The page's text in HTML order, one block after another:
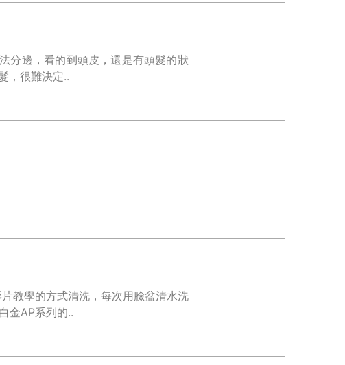
分邊，看的到頭皮，還是有頭髮的狀
，很難決定..
教學的方式清洗，每次用臉盆清水洗
金AP系列的..